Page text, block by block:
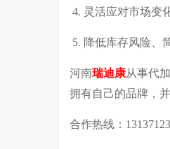
4. 灵活应对市场变
5. 降低库存风险、
河南瑞迪康从事代
拥有自己的品牌，
合作热线：